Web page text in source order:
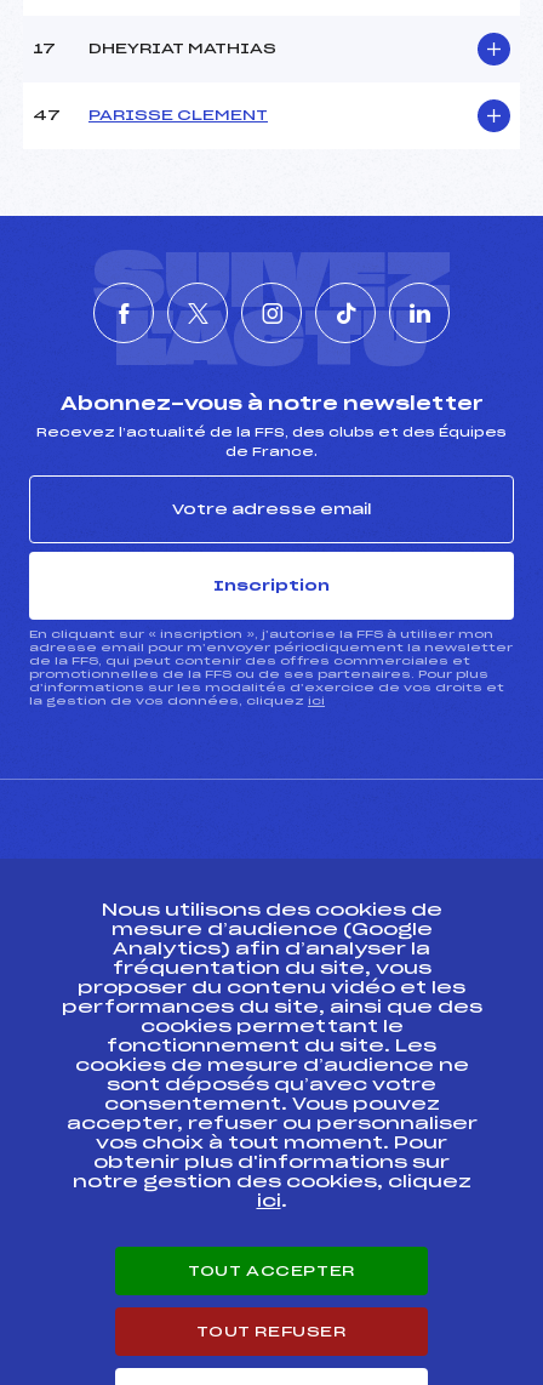
17 DHEYRIAT MATHIAS
47 PARISSE CLEMENT
SUIVEZ
L'ACTU
Abonnez-vous à notre newsletter
Recevez l’actualité de la FFS, des clubs et des Équipes
de France.
Inscription
En cliquant sur « inscription », j’autorise la FFS à utiliser mon
adresse email pour m’envoyer périodiquement la newsletter
de la FFS, qui peut contenir des offres commerciales et
promotionnelles de la FFS ou de ses partenaires. Pour plus
d’informations sur les modalités d’exercice de vos droits et
la gestion de vos données, cliquez ici
Ressources
Pass’Neige
Projet sportif fédéral
Projet de performance fédéral
Antidopage
Pôle Développement, Formation, Suivi
Scientifique
Listes ministérielles
Pôle vie de l’athlète
Enseignement professionnel
Carrières
Nous utilisons des cookies de
mesure d’audience (Google
Analytics) afin d’analyser la
fréquentation du site, vous
proposer du contenu vidéo et les
performances du site, ainsi que des
cookies permettant le
fonctionnement du site. Les
cookies de mesure d’audience ne
sont déposés qu’avec votre
consentement. Vous pouvez
accepter, refuser ou personnaliser
vos choix à tout moment. Pour
obtenir plus d'informations sur
notre gestion des cookies, cliquez
ici.
TOUT ACCEPTER
TOUT REFUSER